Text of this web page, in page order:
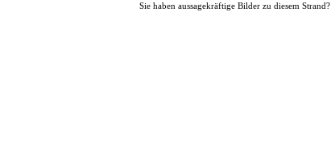
Sie haben aussagekräftige Bilder zu diesem Strand?